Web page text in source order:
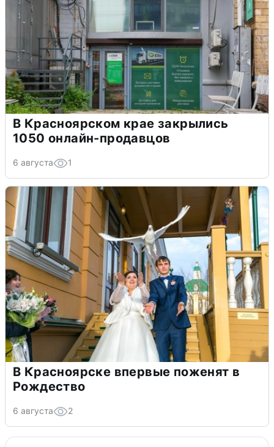
В Красноярском крае закрылись
1050 онлайн-продавцов
6 августа 1
В Красноярске впервые поженят в
Рождество
6 августа 2